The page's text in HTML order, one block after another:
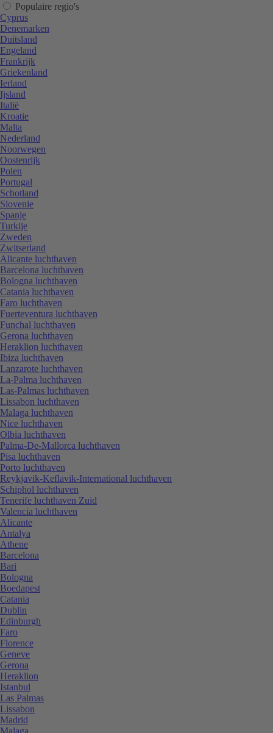
Populaire regio's
Cyprus
Denemarken
Duitsland
Engeland
Frankrijk
Griekenland
Ierland
Ijsland
Italië
Kroatie
Malta
Nederland
Noorwegen
Oostenrijk
Polen
Portugal
Schotland
Slovenie
Spanje
Turkije
Zweden
Zwitserland
Alicante luchthaven
Barcelona luchthaven
Bologna luchthaven
Catania luchthaven
Faro luchthaven
Fuerteventura luchthaven
Funchal luchthaven
Gerona luchthaven
Heraklion luchthaven
Ibiza luchthaven
Lanzarote luchthaven
La-Palma luchthaven
Las-Palmas luchthaven
Lissabon luchthaven
Malaga luchthaven
Nice luchthaven
Olbia luchthaven
Palma-De-Mallorca luchthaven
Pisa luchthaven
Porto luchthaven
Reykjavik-Keflavik-International luchthaven
Schiphol luchthaven
Tenerife luchthaven Zuid
Valencia luchthaven
Alicante
Antalya
Athene
Barcelona
Bari
Bologna
Boedapest
Catania
Dublin
Edinburgh
Faro
Florence
Geneve
Gerona
Heraklion
Istanbul
Las Palmas
Lissabon
Madrid
Malaga